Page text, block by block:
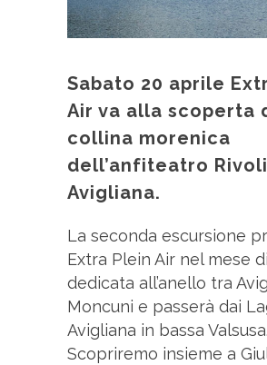
Sabato 20 aprile
Air va alla scoperta
collina morenica
dell’anfiteatro
Avigliana.
La seconda escursione
Extra Plein Air nel mese
dedicata all’anello tra
Moncuni e passerà dai
Avigliana in bassa Valsusa.
Scopriremo insieme a